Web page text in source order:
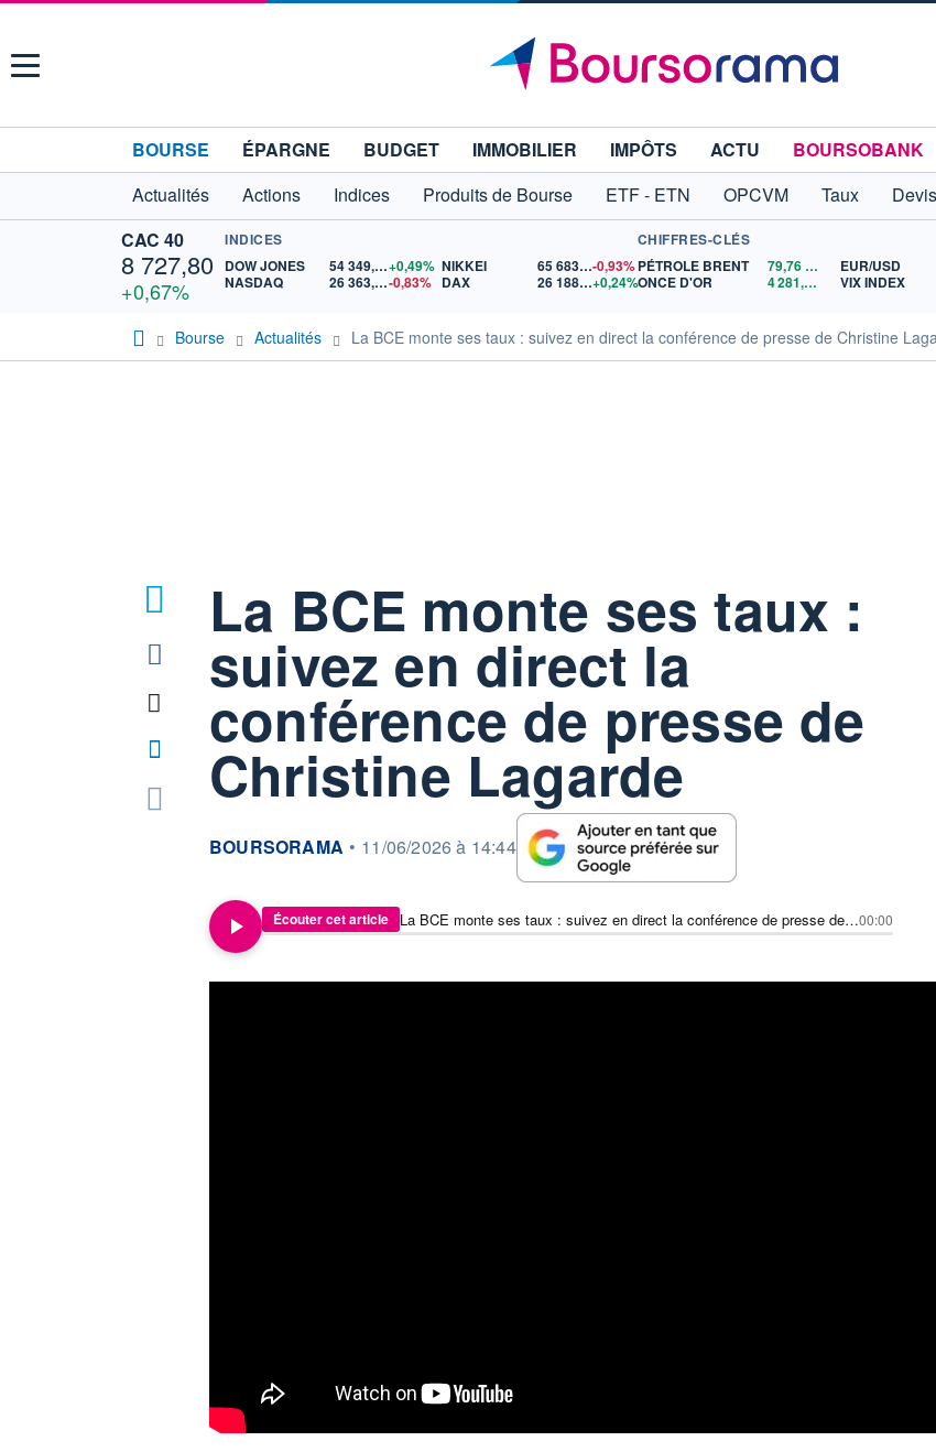
Menu
BOURSE ÉPARGNE BUDGET IMMOBILIER IMPÔTS ACTU
BOURSOBANK
Actualités
Actions Indices Produits de Bourse ETF - ETN OPCVM Taux
CAC 40
8 727,80
+0,67%
INDICES
DOW JONES
54 349,12+0,49%
NASDAQ
26 363,44-0,83%
NIKKEI 65 683,26-0,93%
DAX
26 188,61+0,24%
CHIFFRES-CLÉS
PÉTROLE BRENT
79,76$US
ONCE D'OR
4 281,44 $US
EUR/USD
VIX INDEX
Bourse Actualités La BCE monte ses taux : suivez en direct la conférence de presse de Christine
La BCE monte ses taux :
suivez en direct la
conférence de presse de
Christine Lagarde
information fournie par
BOURSORAMA • 11/06/2026 à 14:44
Écouter cet article La BCE monte ses taux : suivez en direct la conférence de presse de Christine Lagarde00:00